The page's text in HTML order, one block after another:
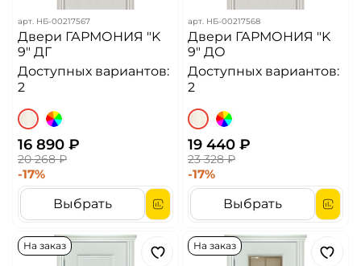
арт. НБ-00217567
Двери ГАРМОНИЯ "K
9" ДГ
Доступных вариантов:
2
16 890 ₽
20 268 ₽
-17%
Выбрать
арт. НБ-00217568
Двери ГАРМОНИЯ "K
9" ДО
Доступных вариантов:
2
19 440 ₽
23 328 ₽
-17%
Выбрать
На заказ На заказ